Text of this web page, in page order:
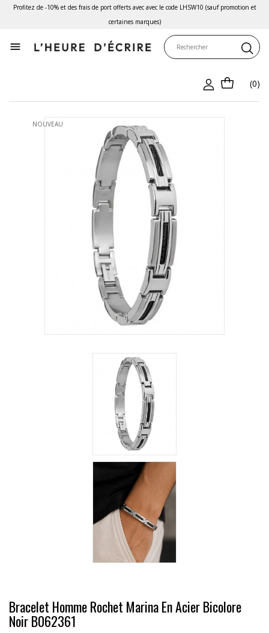
Profitez de -10% et des frais de port offerts avec avec le code LHSW10 (sauf promotion et
certaines marques)

(0)
NOUVEAU
Bracelet Homme Rochet Marina En Acier Bicolore
Noir B062361